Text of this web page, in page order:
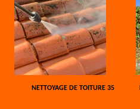
NETTOYAGE DE TOITURE 35